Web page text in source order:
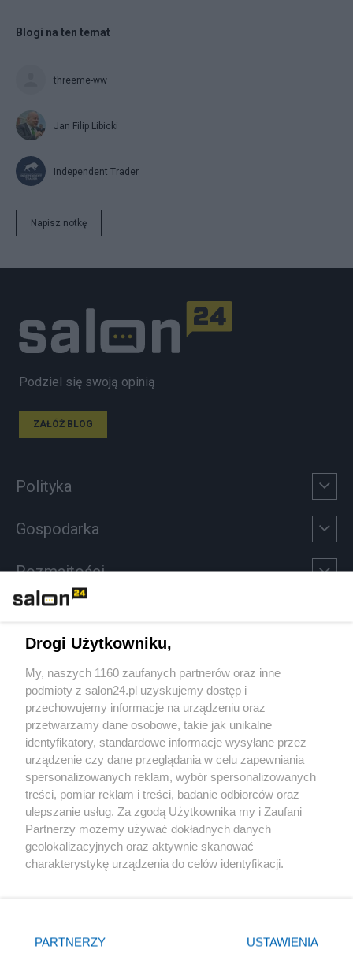
Blogi na ten temat
threeme-ww
Jan Filip Libicki
Independent Trader
Napisz notkę
Podziel się swoją opinią
ZAŁÓŻ BLOG
Polityka
Gospodarka
Rozmaitości
Sport
Społeczeństwo
Kultura
X Facebook Instagram Youtube
Drogi Użytkowniku,
My, naszych 1160 zaufanych partnerów oraz inne
podmioty z salon24.pl uzyskujemy dostęp i
przechowujemy informacje na urządzeniu oraz
przetwarzamy dane osobowe, takie jak unikalne
identyfikatory, standardowe informacje wysyłane przez
urządzenie czy dane przeglądania w celu zapewniania
spersonalizowanych reklam, wybór spersonalizowanych
treści, pomiar reklam i treści, badanie odbiorców oraz
ulepszanie usług. Za zgodą Użytkownika my i Zaufani
Partnerzy możemy używać dokładnych danych
geolokalizacyjnych oraz aktywnie skanować
charakterystykę urządzenia do celów identyfikacji.
zmienić/wycofać klikając przycisk ustawień prywatności
znajdujący się w lewym dolnym rogu strony
PARTNERZY USTAWIENIA